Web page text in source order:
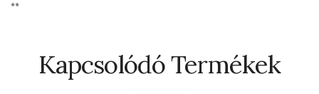
**
Kapcsolódó Termékek